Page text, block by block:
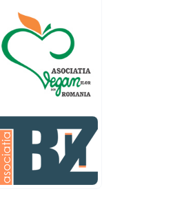
ani, privind in urma
realizez cat de multe
greseli am facut in
educatia si cresterea
ei, am fost o mama
egoista, preocupata
de implinirea
profesionala, cand ea
era mica am neglijat-
agresiva, orice
greseala era taxata cu
o palma sau pedepse.
De 4 ani am o relatie
serioasa cu un barbat